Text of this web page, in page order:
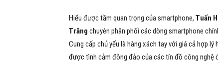
Hiểu được tầm quan trọng của smartphone, Tuấn
Trăng chuyên phân phối các dòng smartphone
Cung cấp chủ yếu là hàng xách tay với giá cả hợp
được tình cảm đông đảo của các tín đồ công nghệ